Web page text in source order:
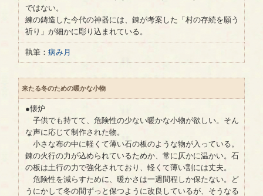
ではない。
練の鋳造した今代の神器には、錬が考案した「村の存続を願う
祈り」が細かに彫り込まれている。
執筆： 病み月
来たる冬のための暖かな小物
●懐炉
子供でも持てて、危険性の少ない暖かな小物が欲しい。そん
な声に応じて制作された物。
小さな布の中に軽くて薄い石の板のような物が入っている。
錬の火行の力が込められているためか、常に仄かに温かい。石
の板は土行の力で強化されており、軽くて薄い割には丈夫。
危険性を減らすために、暖かさは一週間程しか保たない。ど
うにかして冬の間ずっと保つように改良しているが、そうなる